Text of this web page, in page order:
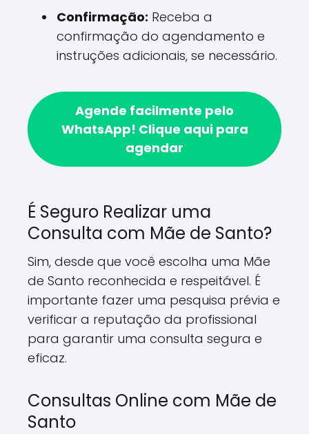
Confirmação: Receba a
confirmação do agendamento e
instruções adicionais, se necessário.
Agende facilmente pelo
WhatsApp! Clique aqui para
agendar
É Seguro Realizar uma
Consulta com Mãe de Santo?
Sim, desde que você escolha uma Mãe
de Santo reconhecida e respeitável. É
importante fazer uma pesquisa prévia e
verificar a reputação da profissional
para garantir uma consulta segura e
eficaz.
Consultas Online com Mãe de
Santo